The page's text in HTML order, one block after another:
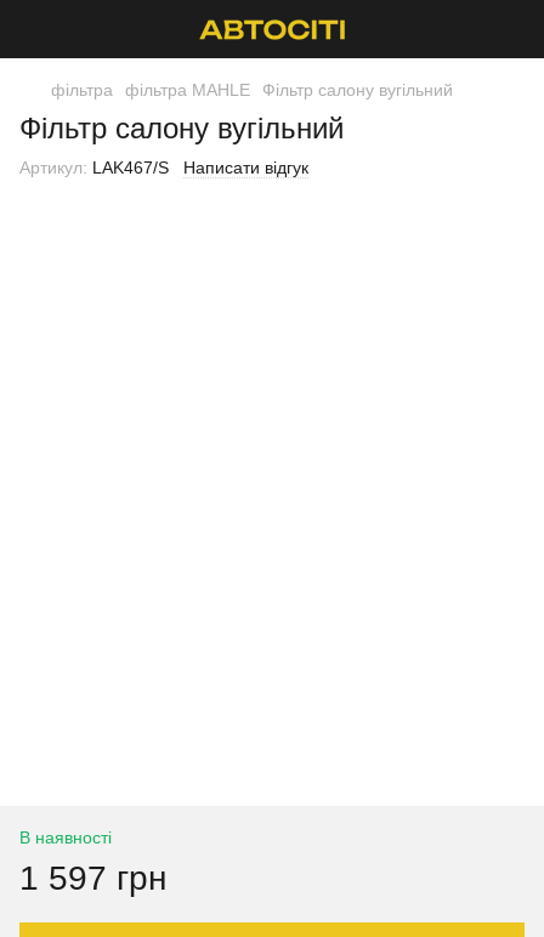
фільтра фільтра MAHLE Фільтр салону вугільний
Фільтр салону вугільний
Артикул: LAK467/S Написати відгук
В наявності
1 597 грн